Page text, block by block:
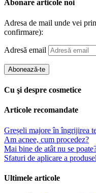
Abonare articole noi
Adresa de mail unde vei
confirmare):
Adresă email
Abonează-te
Cu şi despre cosmetice
Articole recomandate
Greșeli majore în îngrijirea
Am acnee, cum procedez?
Mai bine de atât nu se
Sfaturi de aplicare a
Ultimele articole